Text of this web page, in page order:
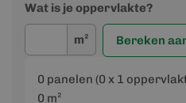
Wat is je oppervlakte?
m² Bereken
0 panelen (0 x 1
0 m²